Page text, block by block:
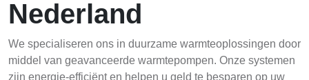
Nederland
We specialiseren ons in duurzame warmteoplossingen door
middel van geavanceerde warmtepompen. Onze systemen
zijn energie-efficiënt en helpen u geld te besparen op uw